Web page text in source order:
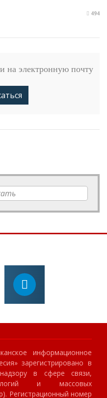
494
на электронную почту
информационное
зарегистрировано в
в сфере связи,
и массовых
Регистрационный номер